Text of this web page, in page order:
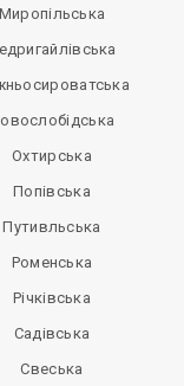
Миропільська
Охтирська
Попівська
Путивльська
Роменська
Річківська
Садівська
Свеська